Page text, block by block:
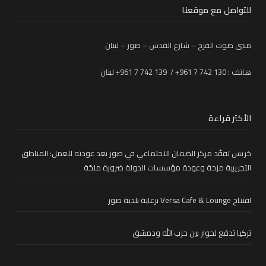
للتواصل مع موقعنا
مبنى صوت الفرح – شارع القدس – صور – لبنان
هاتف : 130 742 7 961+ / 139 742 7 961+ لبنان
الأكثر قراءة
خريس تفقّد مركز الضمان الاجتماعي في صور بعد عودته للعمل: المناطق
التجريبية مزحة وعودة مؤسسات الدولة ضرورة ملحّة
افتتاح Versa Cafe & Lounge برعاية بلدية صور
تركيا تدفع لحوار بين حزب الله ودمشق